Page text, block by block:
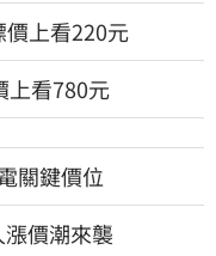
上看220元
看780元
關鍵價位
價潮來襲